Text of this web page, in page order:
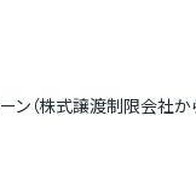
ン（株式譲渡制限会社